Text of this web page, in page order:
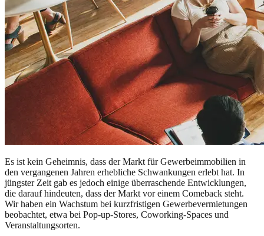
Es ist kein Geheimnis, dass der Markt für Gewerbeimmobilien in
den vergangenen Jahren erhebliche Schwankungen erlebt hat. In
jüngster Zeit gab es jedoch einige überraschende Entwicklungen,
die darauf hindeuten, dass der Markt vor einem Comeback steht.
Wir haben ein Wachstum bei kurzfristigen Gewerbevermietungen
beobachtet, etwa bei Pop-up-Stores, Coworking-Spaces und
Veranstaltungsorten.